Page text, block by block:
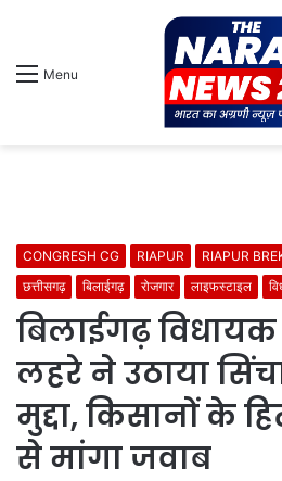
Menu
CONGRESH CG RIAPUR RIAPUR
छत्तीसगढ़
बिलाईगढ़ रोजगार लाइफस्टाइल
बिलाईगढ़ विधायक
लहरे ने उठाया
मुद्दा, किसानों के
से मांगा जवाब